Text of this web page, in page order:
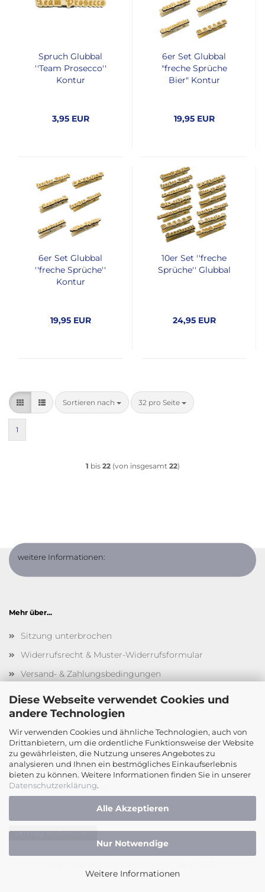
Diese Webseite verwendet Cookies und
andere Technologien
Wir verwenden Cookies und ähnliche Technologien, auch von
Drittanbietern, um die ordentliche Funktionsweise der Website
zu gewährleisten, die Nutzung unseres Angebotes zu
analysieren und Ihnen ein bestmögliches Einkaufserlebnis
bieten zu können. Weitere Informationen finden Sie in unserer
Datenschutzerklärung.
Alle Akzeptieren
Nur Notwendige
Weitere Informationen
Spruch Glubbal
''Team Prosecco''
Kontur
3,95 EUR
6er Set Glubbal
"freche Sprüche
Bier" Kontur
19,95 EUR
6er Set Glubbal
''freche Sprüche''
Kontur
19,95 EUR
10er Set ''freche
Sprüche'' Glubbal
24,95 EUR
Sortieren nach
Sortieren nach 32 pro Seite
pro Seite
1
1 bis 22(von insgesamt 22)
weitere Informationen:
Mehr über...
Sitzung unterbrochen
Widerrufsrecht & Muster-Widerrufsformular
Versand- & Zahlungsbedingungen
Impressum
Callback Service
AGB
Privatsphäre und Datenschutz
Cookie Einstellungen
Vertrag widerrufen